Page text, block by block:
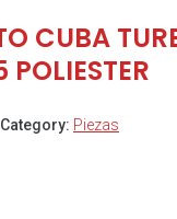
CUBA
POLIESTER
Category: Piezas